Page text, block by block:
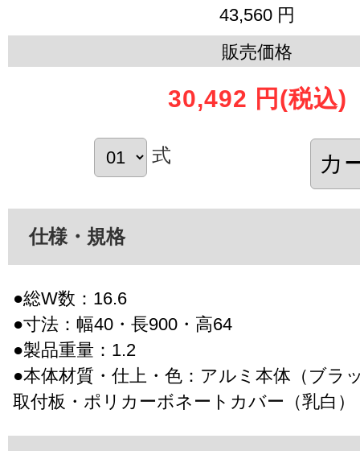
43,560 円
販売価格
30,492 円 (税込)
式
仕様・規格
●総W数：16.6
●寸法：幅40・長900・高64
●製品重量：1.2
●本体材質・仕上・色：アルミ本体（ブラ
取付板・ポリカーボネートカバー（乳白）